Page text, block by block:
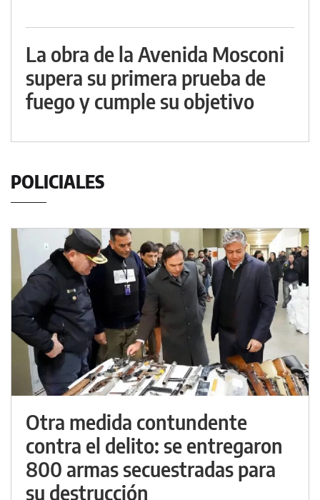
La obra de la Avenida Mosconi
supera su primera prueba de
fuego y cumple su objetivo
POLICIALES
Otra medida contundente
contra el delito: se entregaron
800 armas secuestradas para
su destrucción